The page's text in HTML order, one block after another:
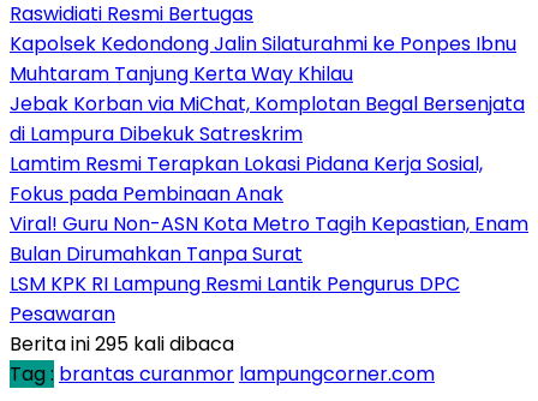
Raswidiati Resmi Bertugas
Kapolsek Kedondong Jalin Silaturahmi ke Ponpes Ibnu
Muhtaram Tanjung Kerta Way Khilau
Jebak Korban via MiChat, Komplotan Begal Bersenjata
di Lampura Dibekuk Satreskrim
Lamtim Resmi Terapkan Lokasi Pidana Kerja Sosial,
Fokus pada Pembinaan Anak
Viral! Guru Non-ASN Kota Metro Tagih Kepastian, Enam
Bulan Dirumahkan Tanpa Surat
LSM KPK RI Lampung Resmi Lantik Pengurus DPC
Pesawaran
Berita ini 295 kali dibaca
Tag : brantas curanmor lampungcorner.com